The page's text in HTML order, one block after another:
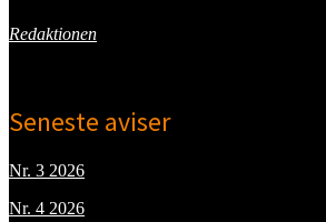
Redaktionen
Seneste aviser
Nr. 3 2026
Nr. 4 2026